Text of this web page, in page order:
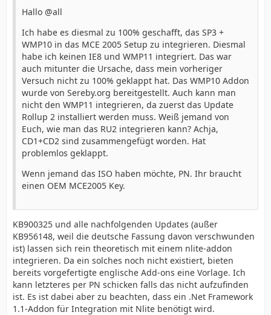
Hallo @all
Ich habe es diesmal zu 100% geschafft, das SP3 +
WMP10 in das MCE 2005 Setup zu integrieren. Diesmal
habe ich keinen IE8 und WMP11 integriert. Das war
auch mitunter die Ursache, dass mein vorheriger
Versuch nicht zu 100% geklappt hat. Das WMP10 Addon
wurde von Sereby.org bereitgestellt. Auch kann man
nicht den WMP11 integrieren, da zuerst das Update
Rollup 2 installiert werden muss. Weiß jemand von
Euch, wie man das RU2 integrieren kann? Achja,
CD1+CD2 sind zusammengefügt worden. Hat
problemlos geklappt.
Wenn jemand das ISO haben möchte, PN. Ihr braucht
einen OEM MCE2005 Key.
KB900325 und alle nachfolgenden Updates (außer
KB956148, weil die deutsche Fassung davon verschwunden
ist) lassen sich rein theoretisch mit einem nlite-addon
integrieren. Da ein solches noch nicht existiert, bieten
bereits vorgefertigte englische Add-ons eine Vorlage. Ich
kann letzteres per PN schicken falls das nicht aufzufinden
ist. Es ist dabei aber zu beachten, dass ein .Net Framework
1.1-Addon für Integration mit Nlite benötigt wird.